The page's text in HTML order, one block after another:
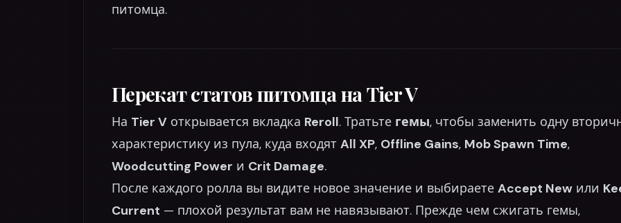
питомца.
Перекат статов питомца на Tier V
На Tier V открывается вкладка Reroll. Тратьте гемы, чтобы заменить одну
характеристику из пула, куда входят All XP, Offline Gains, Mob Spawn Time,
Woodcutting Power и Crit Damage.
После каждого ролла вы видите новое значение и выбираете Accept New или
Current — плохой результат вам не навязывают. Прежде чем сжигать гемы,